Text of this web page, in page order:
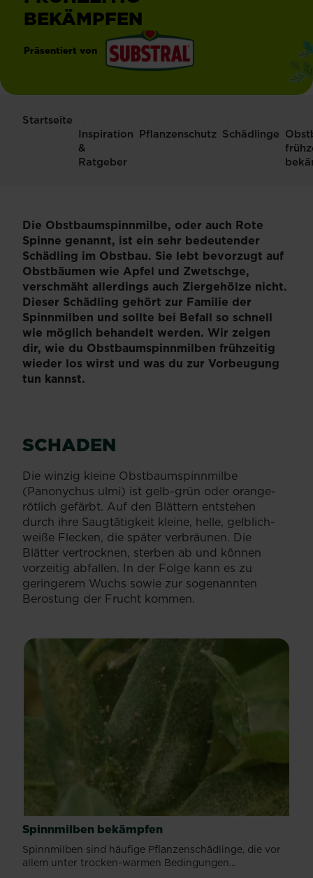
BEKÄMPFEN
Präsentiert von
Startseite
Inspiration
&
Ratgeber
Pflanzenschutz Schädlinge
Die Obstbaumspinnmilbe, oder auch Rote
Spinne genannt, ist ein sehr bedeutender
Schädling im Obstbau. Sie lebt bevorzugt auf
Obstbäumen wie Apfel und Zwetschge,
verschmäht allerdings auch Ziergehölze nicht.
Dieser Schädling gehört zur Familie der
Spinnmilben und sollte bei Befall so schnell
wie möglich behandelt werden. Wir zeigen
dir, wie du Obstbaumspinnmilben frühzeitig
wieder los wirst und was du zur Vorbeugung
tun kannst.
SCHADEN
Die winzig kleine Obstbaumspinnmilbe
(Panonychus ulmi) ist gelb-grün oder orange-
rötlich gefärbt. Auf den Blättern entstehen
durch ihre Saugtätigkeit kleine, helle, gelblich-
weiße Flecken, die später verbräunen. Die
Blätter vertrocknen, sterben ab und können
vorzeitig abfallen. In der Folge kann es zu
geringerem Wuchs sowie zur sogenannten
Berostung der Frucht kommen.
Spinnmilben bekämpfen
Spinnmilben sind häufige Pflanzenschädlinge, die vor
allem unter trocken-warmen Bedingungen...